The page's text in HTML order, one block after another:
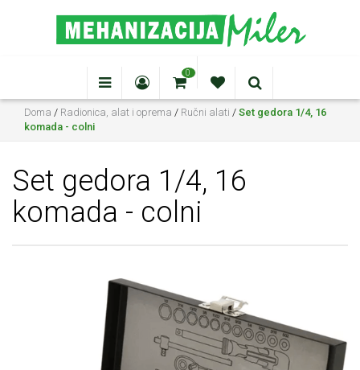
0
Doma / Radionica, alat i oprema / Ručni alati / Set gedora 1/4, 16
komada - colni
Set gedora 1/4, 16
komada - colni